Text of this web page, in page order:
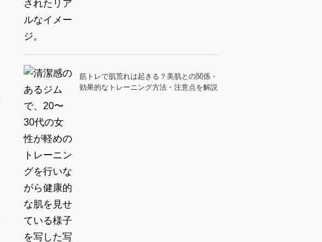
筋トレで肌荒れは起きる？美肌との関係・
効果的なトレーニング方法・注意点を解説